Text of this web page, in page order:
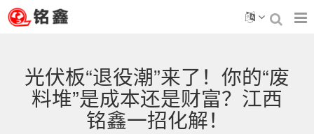
光伏板“退役潮”来了！你的“废
料堆”是成本还是财富？江西
铭鑫一招化解！